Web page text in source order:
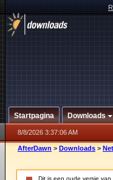
Startpagina Downloads
8/8/2026 3:37:06 AM
AfterDawn > Downloads >
Dit is een oude versie